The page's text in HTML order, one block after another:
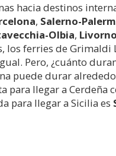
hacia destinos
, Salerno-
Olbia,
los ferries de
Pero, ¿cuánto
puede durar
para llegar a Cerdeña
para llegar a Sicilia es